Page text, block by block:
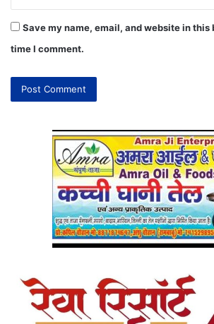
Save my name, email, and website in this
time I comment.